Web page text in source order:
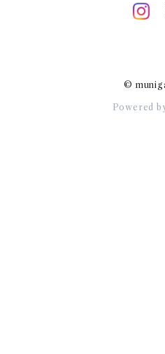
©
Powered